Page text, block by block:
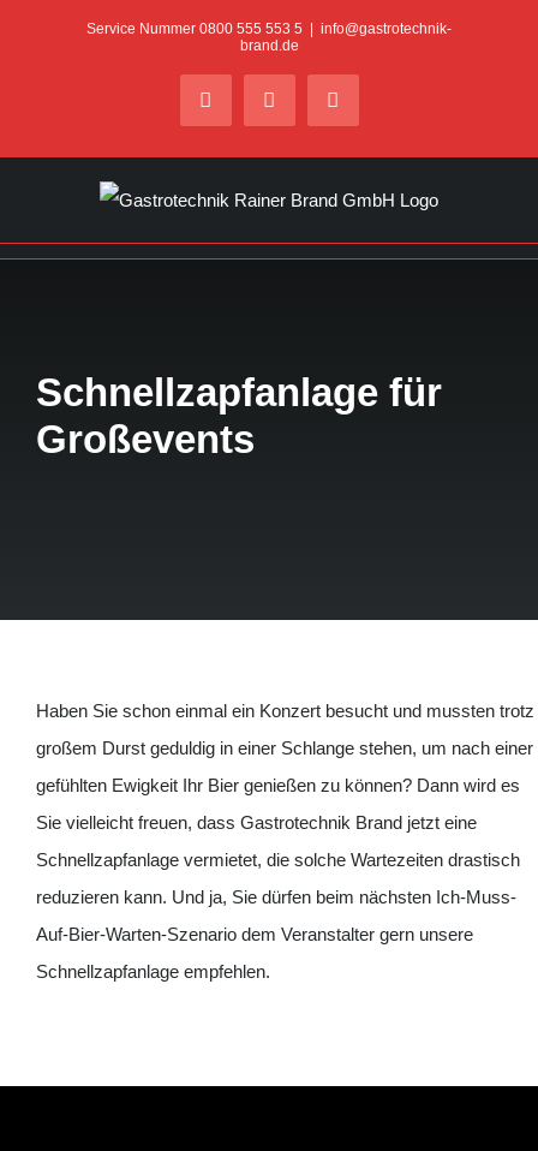
Service Nummer 0800 555 553 5
info@gastrotechnik-
brand.de
FacebookYouTubeLinkedIn
Schnellzapfanlage für
Großevents
Haben Sie schon einmal ein Konzert besucht und mussten trotz
großem Durst geduldig in einer Schlange stehen, um nach einer
gefühlten Ewigkeit Ihr Bier genießen zu können? Dann wird es
Sie vielleicht freuen, dass Gastrotechnik Brand jetzt eine
Schnellzapfanlage vermietet, die solche Wartezeiten drastisch
reduzieren kann. Und ja, Sie dürfen beim nächsten Ich-Muss-
Auf-Bier-Warten-Szenario dem Veranstalter gern unsere
Schnellzapfanlage empfehlen.